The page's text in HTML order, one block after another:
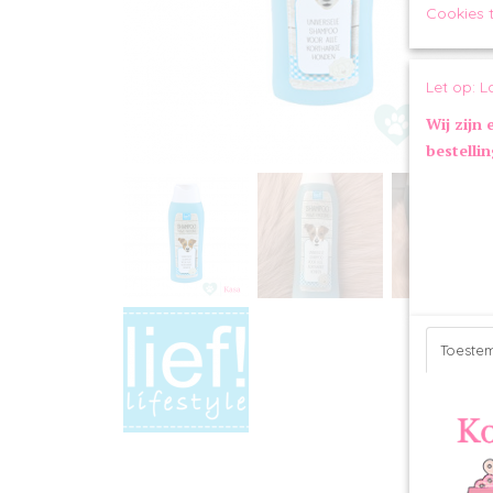
Cookies
Let op:
Wij zijn